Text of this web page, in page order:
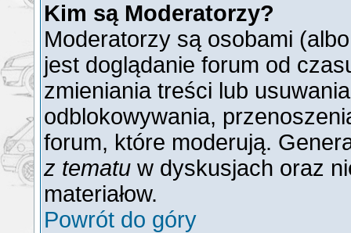
Kim są Moderatorzy?
Moderatorzy są osobami
jest doglądanie forum od
zmieniania treści lub
odblokowywania,
forum, które moderują.
z tematu w dyskusjach oraz
materiałow.
Powrót do góry